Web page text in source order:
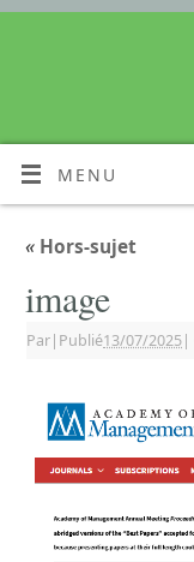
MENU
« Hors-sujet
image
Par| Publié13/07/2025|